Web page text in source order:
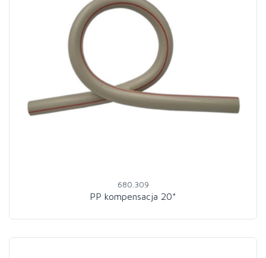
680.309
PP kompensacja 20*